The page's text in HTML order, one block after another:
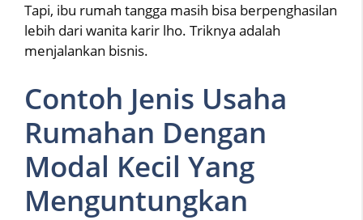
Tapi, ibu rumah tangga masih bisa berpenghasilan
lebih dari wanita karir lho. Triknya adalah
menjalankan bisnis.
Contoh Jenis Usaha
Rumahan Dengan
Modal Kecil Yang
Menguntungkan